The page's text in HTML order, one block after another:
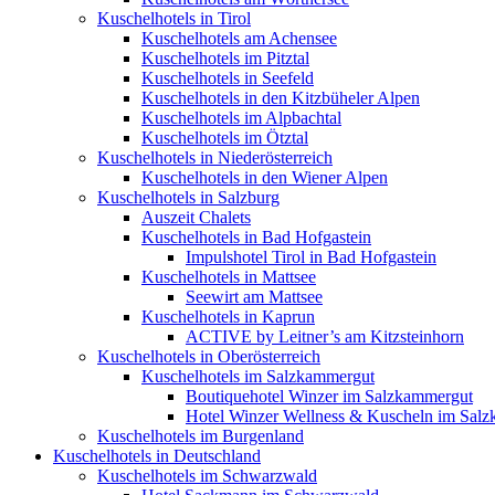
Kuschelhotels in Tirol
Kuschelhotels am Achensee
Kuschelhotels im Pitztal
Kuschelhotels in Seefeld
Kuschelhotels in den Kitzbüheler Alpen
Kuschelhotels im Alpbachtal
Kuschelhotels im Ötztal
Kuschelhotels in Niederösterreich
Kuschelhotels in den Wiener Alpen
Kuschelhotels in Salzburg
Auszeit Chalets
Kuschelhotels in Bad Hofgastein
Impulshotel Tirol in Bad Hofgastein
Kuschelhotels in Mattsee
Seewirt am Mattsee
Kuschelhotels in Kaprun
ACTIVE by Leitner’s am Kitzsteinhorn
Kuschelhotels in Oberösterreich
Kuschelhotels im Salzkammergut
Boutiquehotel Winzer im Salzkammergut
Hotel Winzer Wellness & Kuscheln im
Kuschelhotels im Burgenland
Kuschelhotels in Deutschland
Kuschelhotels im Schwarzwald